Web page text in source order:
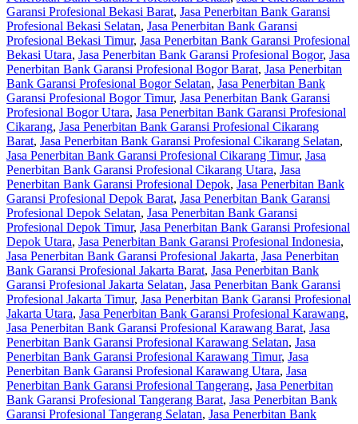
Garansi Profesional Bekasi Barat, Jasa Penerbitan Bank Garansi
Profesional Bekasi Selatan, Jasa Penerbitan Bank Garansi
Profesional Bekasi Timur, Jasa Penerbitan Bank Garansi Profesional
Bekasi Utara, Jasa Penerbitan Bank Garansi Profesional Bogor, Jasa
Penerbitan Bank Garansi Profesional Bogor Barat, Jasa Penerbitan
Bank Garansi Profesional Bogor Selatan, Jasa Penerbitan Bank
Garansi Profesional Bogor Timur, Jasa Penerbitan Bank Garansi
Profesional Bogor Utara, Jasa Penerbitan Bank Garansi Profesional
Cikarang, Jasa Penerbitan Bank Garansi Profesional Cikarang
Barat, Jasa Penerbitan Bank Garansi Profesional Cikarang Selatan,
Jasa Penerbitan Bank Garansi Profesional Cikarang Timur, Jasa
Penerbitan Bank Garansi Profesional Cikarang Utara, Jasa
Penerbitan Bank Garansi Profesional Depok, Jasa Penerbitan Bank
Garansi Profesional Depok Barat, Jasa Penerbitan Bank Garansi
Profesional Depok Selatan, Jasa Penerbitan Bank Garansi
Profesional Depok Timur, Jasa Penerbitan Bank Garansi Profesional
Depok Utara, Jasa Penerbitan Bank Garansi Profesional Indonesia,
Jasa Penerbitan Bank Garansi Profesional Jakarta, Jasa Penerbitan
Bank Garansi Profesional Jakarta Barat, Jasa Penerbitan Bank
Garansi Profesional Jakarta Selatan, Jasa Penerbitan Bank Garansi
Profesional Jakarta Timur, Jasa Penerbitan Bank Garansi Profesional
Jakarta Utara, Jasa Penerbitan Bank Garansi Profesional Karawang,
Jasa Penerbitan Bank Garansi Profesional Karawang Barat, Jasa
Penerbitan Bank Garansi Profesional Karawang Selatan, Jasa
Penerbitan Bank Garansi Profesional Karawang Timur, Jasa
Penerbitan Bank Garansi Profesional Karawang Utara, Jasa
Penerbitan Bank Garansi Profesional Tangerang, Jasa Penerbitan
Bank Garansi Profesional Tangerang Barat, Jasa Penerbitan Bank
Garansi Profesional Tangerang Selatan, Jasa Penerbitan Bank